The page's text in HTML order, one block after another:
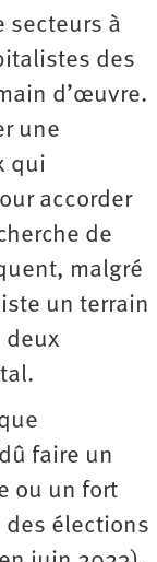
secteurs à
des
d’œuvre.
une
qui
accorder
de
malgré
un terrain
deux
faire un
ou un fort
des élections